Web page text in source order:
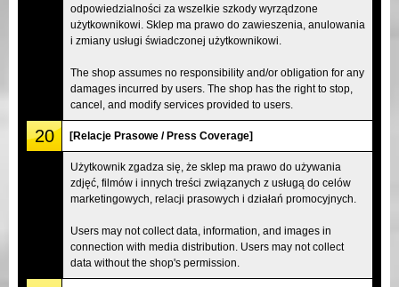
odpowiedzialności za wszelkie szkody wyrządzone
użytkownikowi. Sklep ma prawo do zawieszenia, anulowania
i zmiany usługi świadczonej użytkownikowi.
The shop assumes no responsibility and/or obligation for any
damages incurred by users. The shop has the right to stop,
cancel, and modify services provided to users.
20 [Relacje Prasowe / Press Coverage]
Użytkownik zgadza się, że sklep ma prawo do używania
zdjęć, filmów i innych treści związanych z usługą do celów
marketingowych, relacji prasowych i działań promocyjnych.
Users may not collect data, information, and images in
connection with media distribution. Users may not collect
data without the shop's permission.